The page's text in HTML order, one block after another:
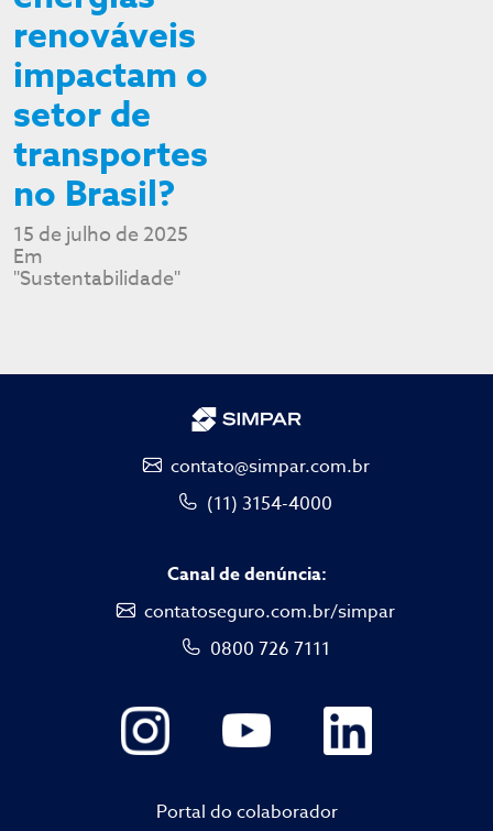
renováveis
impactam o
setor de
transportes
no Brasil?
15 de julho de 2025
Em
"Sustentabilidade"
contato@simpar.com.br
(11) 3154-4000
Canal de denúncia:
contatoseguro.com.br/simpar
0800 726 7111
Portal do colaborador